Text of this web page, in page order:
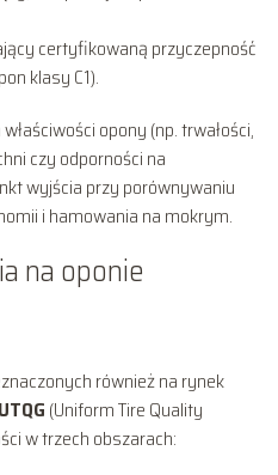
certyfikowaną przyczepność
klasy C1).
opony (np. trwałości,
czy odporności na
wyjścia przy porównywaniu
i hamowania na mokrym.
na oponie
również na rynek
UTQG (Uniform Tire Quality
w trzech obszarach: